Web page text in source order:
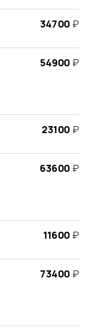
34700 ₽
54900 ₽
23100 ₽
63600 ₽
11600 ₽
73400 ₽